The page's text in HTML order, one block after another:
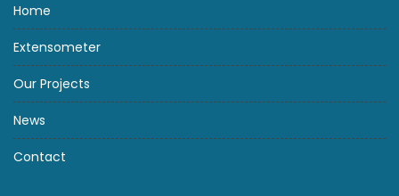
Home
Extensometer
Our Projects
News
Contact